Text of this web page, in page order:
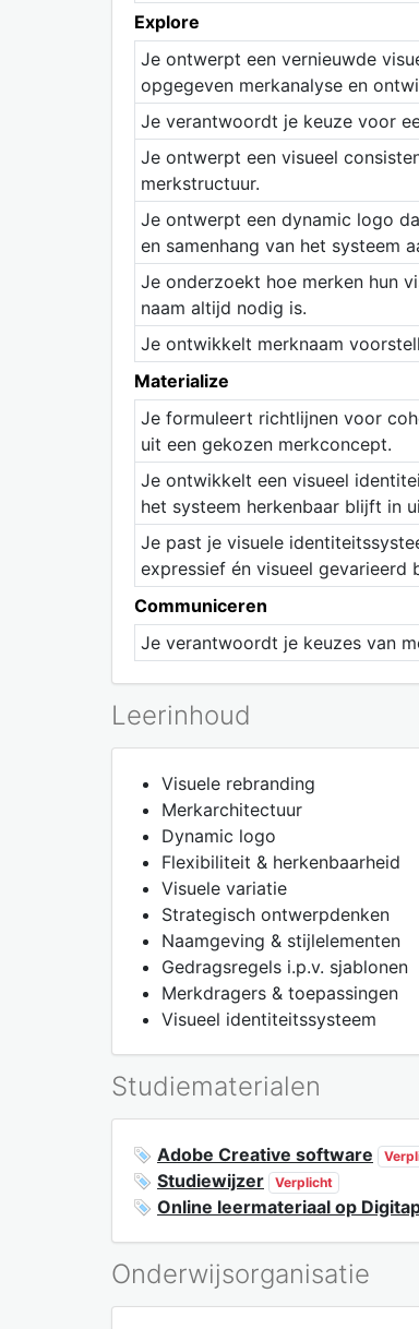
Explore
Je ontwerpt een vernieuwde
opgegeven merkanalyse en
Je verantwoordt je keuze voor
Je ontwerpt een visueel
merkstructuur.
Je ontwerpt een dynamic logo
en samenhang van het systeem
Je onderzoekt hoe merken hun
naam altijd nodig is.
Je ontwikkelt merknaam
Materialize
Je formuleert richtlijnen voor
uit een gekozen merkconcept.
Je ontwikkelt een visueel
het systeem herkenbaar blijft in
Je past je visuele
expressief én visueel gevarieerd
Communiceren
Je verantwoordt je keuzes van
Leerinhoud
Visuele rebranding
Merkarchitectuur
Dynamic logo
Flexibiliteit & herkenbaarheid
Visuele variatie
Strategisch ontwerpdenken
Naamgeving & stijlelementen
Gedragsregels i.p.v. sjablonen
Merkdragers & toepassingen
Visueel identiteitssysteem
Studiematerialen
Adobe Creative software
Studiewijzer Verplicht
Online leermateriaal op
Onderwijsorganisatie